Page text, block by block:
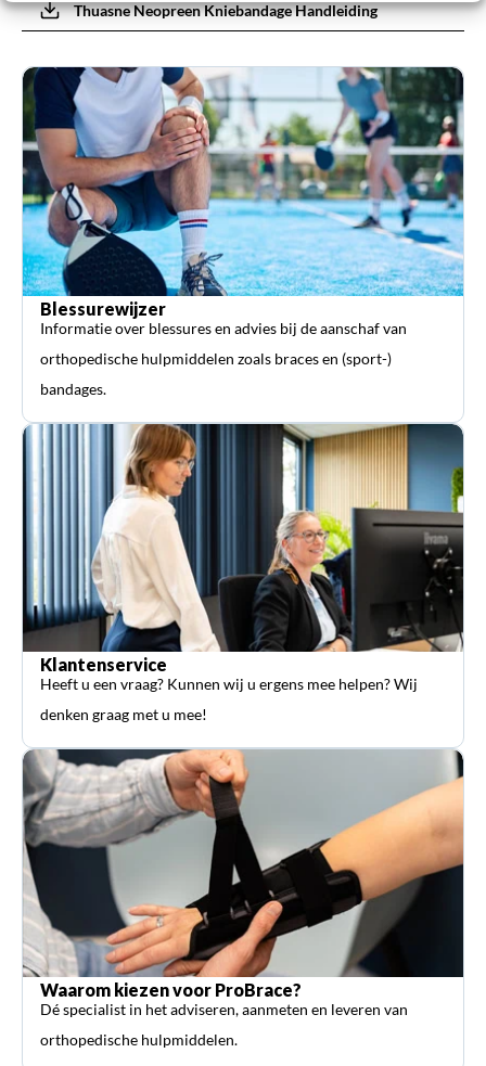
Thuasne Neopreen Kniebandage Handleiding
Blessurewijzer
Informatie over blessures en advies bij de aanschaf van
orthopedische hulpmiddelen zoals braces en (sport-)
bandages.
Klantenservice
Heeft u een vraag? Kunnen wij u ergens mee helpen? Wij
denken graag met u mee!
Waarom kiezen voor ProBrace?
Dé specialist in het adviseren, aanmeten en leveren van
orthopedische hulpmiddelen.